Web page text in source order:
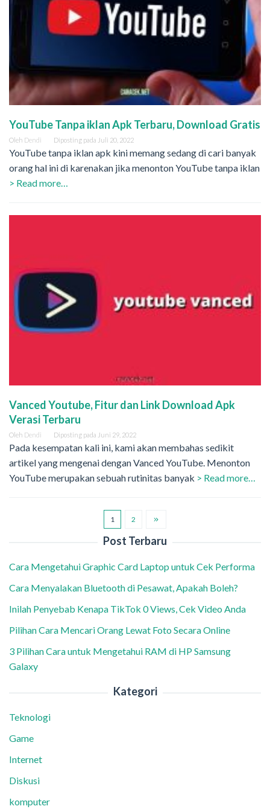
YouTube Tanpa iklan Apk Terbaru, Download Gratis
Oleh Dendi Diposting pada Juli 20, 2022
YouTube tanpa iklan apk kini memang sedang di cari banyak
orang hal ini di karenakan jika menonton YouTube tanpa iklan
> Read more…
Vanced Youtube, Fitur dan Link Download Apk
Verasi Terbaru
Oleh Dendi Diposting pada Juni 29, 2022
Pada kesempatan kali ini, kami akan membahas sedikit
artikel yang mengenai dengan Vanced YouTube. Menonton
YouTube merupakan sebuah rutinitas banyak > Read more…
1 2
Post Terbaru
Cara Mengetahui Graphic Card Laptop untuk Cek Performa
Cara Menyalakan Bluetooth di Pesawat, Apakah Boleh?
Inilah Penyebab Kenapa TikTok 0 Views, Cek Video Anda
Pilihan Cara Mencari Orang Lewat Foto Secara Online
3 Pilihan Cara untuk Mengetahui RAM di HP Samsung
Galaxy
Kategori
Teknologi
Game
Internet
Diskusi
komputer